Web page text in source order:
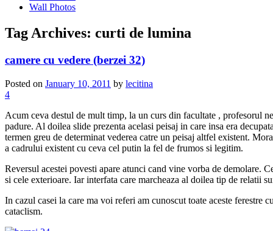
Wall Photos
Tag Archives: curti de lumina
camere cu vedere (berzei 32)
Posted on January 10, 2011 by lecitina
4
Acum ceva destul de mult timp, la un curs din facultate , profesorul
padure. Al doilea slide prezenta acelasi peisaj in care insa era
termen greu de determinat vederea catre un peisaj altfel existent.
a cadrului existent cu ceva cel putin la fel de frumos si legitim.
Reversul acestei povesti apare atunci cand vine vorba de demolare.
si cele exterioare. Iar interfata care marcheaza al doilea tip de relatii
In cazul casei la care ma voi referi am cunoscut toate aceste
cataclism.